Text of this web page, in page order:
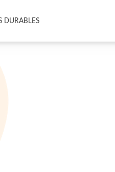
DURABLES